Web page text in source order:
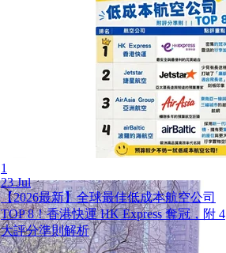
1
23 Jul
【2026最新】全球最佳低成本航空公司
TOP 8！香港快運 HK Express 奪冠，附 4
大評分準則解析